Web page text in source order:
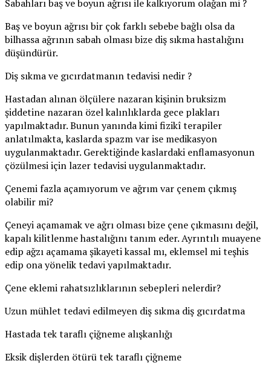
Sabahları baş ve boyun ağrısı ile kalkıyorum olağan mi ?
Baş ve boyun ağrısı bir çok farklı sebebe bağlı olsa da
bilhassa ağrının sabah olması bize diş sıkma hastalığını
düşündürür.
Diş sıkma ve gıcırdatmanın tedavisi nedir ?
Hastadan alınan ölçülere nazaran kişinin bruksizm
şiddetine nazaran özel kalınlıklarda gece plakları
yapılmaktadır. Bunun yanında kimi fizikî terapiler
anlatılmakta, kaslarda spazm var ise medikasyon
uygulanmaktadır. Gerektiğinde kaslardaki enflamasyonun
çözülmesi için lazer tedavisi uygulanmaktadır.
Çenemi fazla açamıyorum ve ağrım var çenem çıkmış
olabilir mi?
Çeneyi açamamak ve ağrı olması bize çene çıkmasını değil,
kapalı kilitlenme hastalığını tanım eder. Ayrıntılı muayene
edip ağzı açamama şikayeti kassal mı, eklemsel mi teşhis
edip ona yönelik tedavi yapılmaktadır.
Çene eklemi rahatsızlıklarının sebepleri nelerdir?
Uzun mühlet tedavi edilmeyen diş sıkma diş gıcırdatma
Hastada tek taraflı çiğneme alışkanlığı
Eksik dişlerden ötürü tek taraflı çiğneme